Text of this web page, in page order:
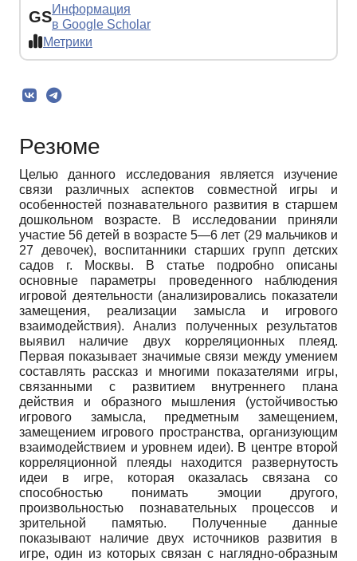
GSИнформация
в Google Scholar
Метрики
Резюме
Целью данного исследования является изучение
связи различных аспектов совместной игры и
особенностей познавательного развития в старшем
дошкольном возрасте. В исследовании приняли
участие 56 детей в возрасте 5—6 лет (29 мальчиков и
27 девочек), воспитанники старших групп детских
садов г. Москвы. В статье подробно описаны
основные параметры проведенного наблюдения
игровой деятельности (анализировались показатели
замещения, реализации замысла и игрового
взаимодействия). Анализ полученных результатов
выявил наличие двух корреляционных плеяд.
Первая показывает значимые связи между умением
составлять рассказ и многими показателями игры,
связанными с развитием внутреннего плана
действия и образного мышления (устойчивостью
игрового замысла, предметным замещением,
замещением игрового пространства, организующим
взаимодействием и уровнем идеи). В центре второй
корреляционной плеяды находится развернутость
идеи в игре, которая оказалась связана со
способностью понимать эмоции другого,
произвольностью познавательных процессов и
зрительной памятью. Полученные данные
показывают наличие двух источников развития в
игре, один из которых связан с наглядно-образным